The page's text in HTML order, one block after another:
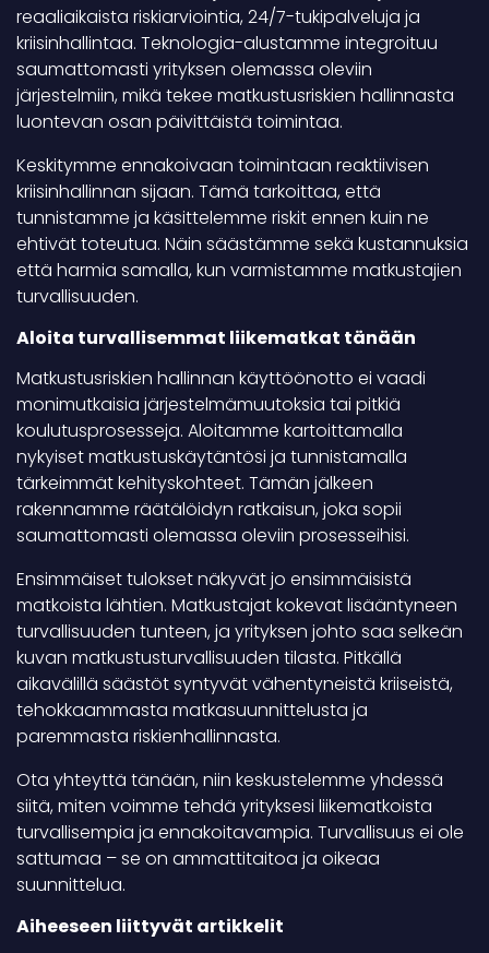
reaaliaikaista riskiarviointia, 24/7-tukipalveluja ja
kriisinhallintaa. Teknologia-alustamme integroituu
saumattomasti yrityksen olemassa oleviin
järjestelmiin, mikä tekee matkustusriskien hallinnasta
luontevan osan päivittäistä toimintaa.
Keskitymme ennakoivaan toimintaan reaktiivisen
kriisinhallinnan sijaan. Tämä tarkoittaa, että
tunnistamme ja käsittelemme riskit ennen kuin ne
ehtivät toteutua. Näin säästämme sekä kustannuksia
että harmia samalla, kun varmistamme matkustajien
turvallisuuden.
Aloita turvallisemmat liikematkat tänään
Matkustusriskien hallinnan käyttöönotto ei vaadi
monimutkaisia järjestelmämuutoksia tai pitkiä
koulutusprosesseja. Aloitamme kartoittamalla
nykyiset matkustuskäytäntösi ja tunnistamalla
tärkeimmät kehityskohteet. Tämän jälkeen
rakennamme räätälöidyn ratkaisun, joka sopii
saumattomasti olemassa oleviin prosesseihisi.
Ensimmäiset tulokset näkyvät jo ensimmäisistä
matkoista lähtien. Matkustajat kokevat lisääntyneen
turvallisuuden tunteen, ja yrityksen johto saa selkeän
kuvan matkustusturvallisuuden tilasta. Pitkällä
aikavälillä säästöt syntyvät vähentyneistä kriiseistä,
tehokkaammasta matkasuunnittelusta ja
paremmasta riskienhallinnasta.
Ota yhteyttä tänään, niin keskustelemme yhdessä
siitä, miten voimme tehdä yrityksesi liikematkoista
turvallisempia ja ennakoitavampia. Turvallisuus ei ole
sattumaa – se on ammattitaitoa ja oikeaa
suunnittelua.
Aiheeseen liittyvät artikkelit